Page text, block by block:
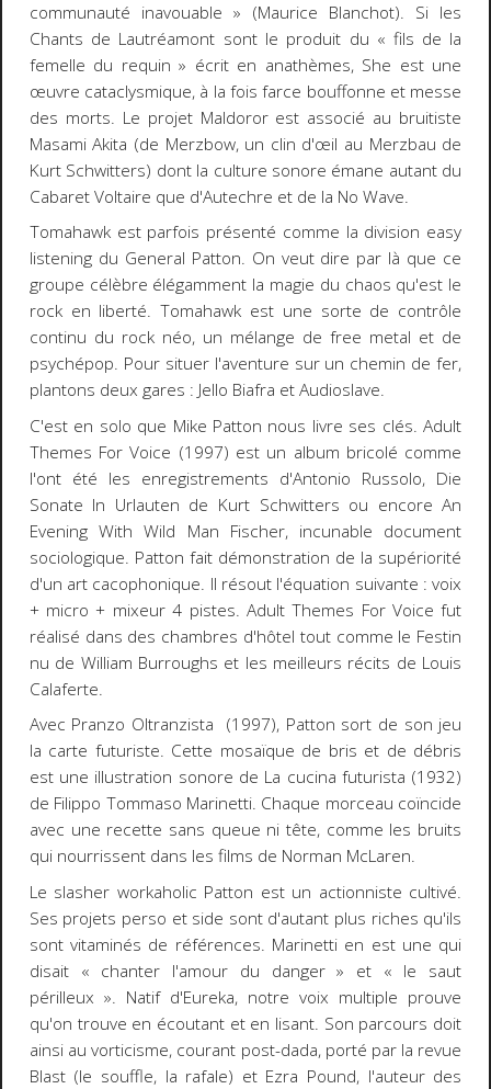
communauté inavouable » (Maurice Blanchot). Si les
Chants de Lautréamont sont le produit du « fils de la
femelle du requin » écrit en anathèmes, She est une
œuvre cataclysmique, à la fois farce bouffonne et messe
des morts. Le projet Maldoror est associé au bruitiste
Masami Akita (de Merzbow, un clin d'œil au Merzbau de
Kurt Schwitters) dont la culture sonore émane autant du
Cabaret Voltaire que d'Autechre et de la No Wave.
Tomahawk est parfois présenté comme la division easy
listeningdu General Patton. On veut dire par là que ce
groupe célèbre élégamment la magie du chaos qu'est le
rock en liberté. Tomahawk est une sorte de contrôle
continu du rock néo, un mélange de free metal et de
psychépop. Pour situer l'aventure sur un chemin de fer,
plantons deux gares : Jello Biafra et Audioslave.
C'est en solo que Mike Patton nous livre ses clés.Adult
Themes For Voice (1997) est un album bricolé comme
l'ont été les enregistrements d'Antonio Russolo, Die
Sonate In Urlauten de Kurt Schwitters ou encoreAn
Evening With Wild Man Fischer,incunable document
sociologique. Patton fait démonstration de la supériorité
d'un art cacophonique. Il résout l'équation suivante : voix
+ micro + mixeur 4 pistes. Adult Themes For Voice fut
réalisé dans des chambres d'hôtel tout comme le Festin
nu de William Burroughs et les meilleurs récits de Louis
Calaferte.
Avec Pranzo Oltranzista (1997), Patton sort de son jeu
la carte futuriste. Cette mosaïque de bris et de débris
est une illustration sonore de La cucina futurista (1932)
de Filippo Tommaso Marinetti. Chaque morceau coïncide
avec une recette sans queue ni tête, comme les bruits
qui nourrissent dans les films de Norman McLaren.
Le slasher workaholic Patton est un actionniste cultivé.
Ses projets perso et side sont d'autant plus riches qu'ils
sont vitaminés de références. Marinetti en est une qui
disait « chanter l'amour du danger » et « le saut
périlleux ». Natif d'Eureka, notre voix multiple prouve
qu'on trouve en écoutant et en lisant. Son parcours doit
ainsi au vorticisme, courant post-dada, porté par la revue
Blast(le souffle, la rafale) et Ezra Pound, l'auteur des